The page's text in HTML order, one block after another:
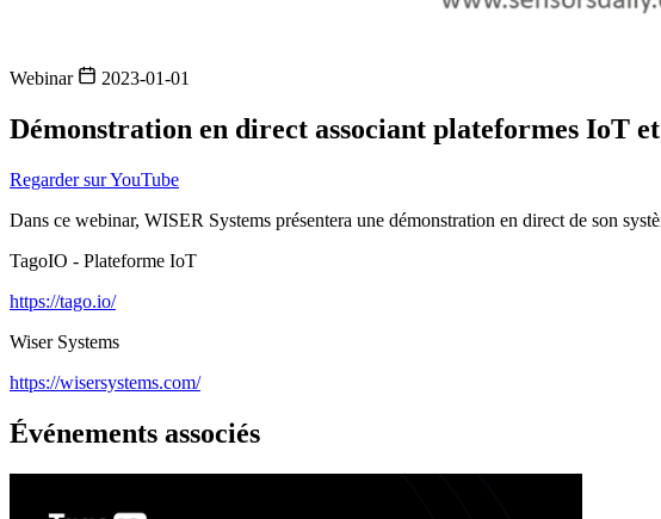
Webinar 2023-01-01
Démonstration en direct associant plateformes IoT
Regarder sur YouTube
Dans ce webinar, WISER Systems présentera une démonstration en direct de son
TagoIO - Plateforme IoT
https://tago.io/
Wiser Systems
https://wisersystems.com/
Événements associés